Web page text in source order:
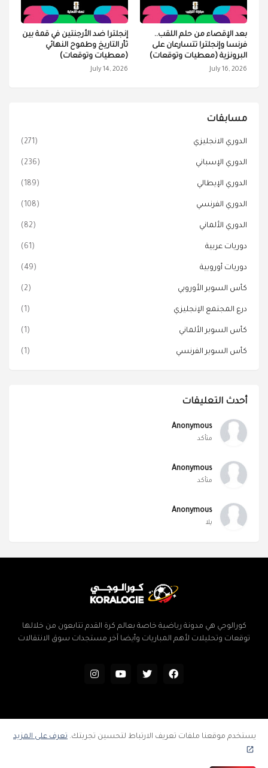
بعد الإقصاء من حلم اللقب..
فرنسا وإنجلترا تتسارعان على
البرونزية (معطيات وتوقعات)
July 16, 2026
إنجلترا ضد الأرجنتين في قمة بين
ثأر التاريخ وطموح النهائي
(معطيات وتوقعات)
July 14, 2026
مسابقات
الدوري الانجليزي (271)
الدوري الإسباني (236)
الدوري الإيطالي (189)
الدوري الفرنسي (108)
الدوري الألماني (82)
دوريات عربية (61)
دوريات أوروبية (49)
كأس السوبر الأوروبي (2)
درع المجتمع الإنجليزي (1)
كأس السوبر الألماني (1)
كأس السوبر الفرنسي (1)
أحدث التعليقات
Anonymous
متأكد
Anonymous
متأكد
Anonymous
يلا
كورالوجي هي مدونة رياضية خاصة بعالم كرة القدم تتابعون من خلالها
توقعات وتحليلات لأهم المباريات وأيضا آخر مستجدات سوق الانتقالات
جميع الحقوق محفوظة ©
الرئيسية سياسة الخصوصية اتفاقية الاستخدام
إتصل بنا
يستخدم موقعنا ملفات تعريف الارتباط لتحسين تجربتك. تعرف على المزيد